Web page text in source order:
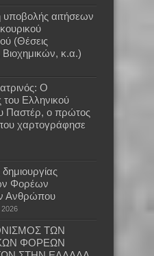
αιτήσεων
(Θέσεις
κ.α.)
Ο
του Ελληνικού
Παστέρ, ο πρώτος
χαρτογράφησε
Φορέων
Ανθρώπου
2026
ΤΩΝ
ΦΟΡΕΩΝ